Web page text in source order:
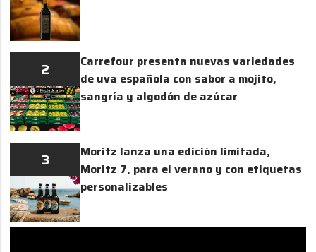
2
Carrefour presenta nuevas variedades
de uva española con sabor a mojito,
sangría y algodón de azúcar
3
Moritz lanza una edición limitada,
Moritz 7, para el verano y con etiquetas
personalizables